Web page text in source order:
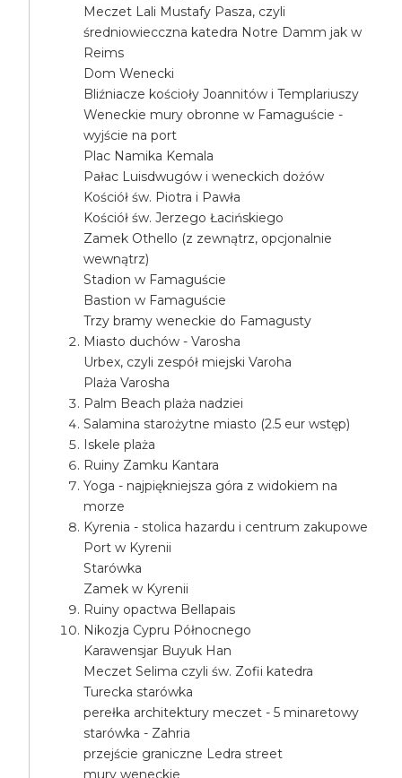
Meczet Lali Mustafy Pasza, czyli
średniowiecczna katedra Notre Damm jak w
Reims
Dom Wenecki
Bliźniacze kościoły Joannitów i Templariuszy
Weneckie mury obronne w Famaguście -
wyjście na port
Plac Namika Kemala
Pałac Luisdwugów i weneckich dożów
Kościół św. Piotra i Pawła
Kościół św. Jerzego Łacińskiego
Zamek Othello (z zewnątrz, opcjonalnie
wewnątrz)
Stadion w Famaguście
Bastion w Famaguście
Trzy bramy weneckie do Famagusty
Miasto duchów - Varosha
Urbex, czyli zespół miejski Varoha
Plaża Varosha
Palm Beach plaża nadziei
Salamina starożytne miasto (2.5 eur wstęp)
Iskele plaża
Ruiny Zamku Kantara
Yoga - najpiękniejsza góra z widokiem na
morze
Kyrenia - stolica hazardu i centrum zakupowe
Port w Kyrenii
Starówka
Zamek w Kyrenii
Ruiny opactwa Bellapais
Nikozja Cypru Północnego
Karawensjar Buyuk Han
Meczet Selima czyli św. Zofii katedra
Turecka starówka
perełka architektury meczet - 5 minaretowy
starówka - Zahria
przejście graniczne Ledra street
mury weneckie